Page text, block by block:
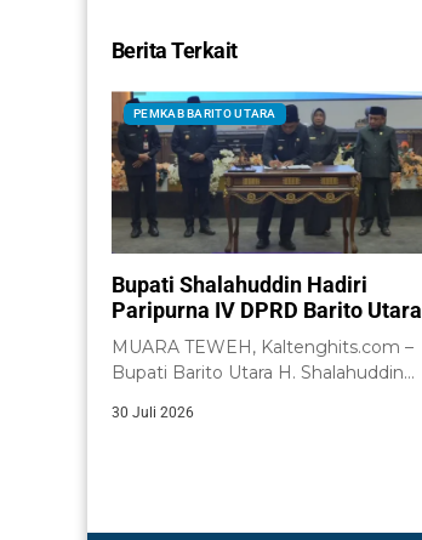
Berita Terkait
PEMKAB BARITO UTARA
Bupati Shalahuddin Hadiri
Paripurna IV DPRD Barito Utara
MUARA TEWEH, Kaltenghits.com –
Bupati Barito Utara H. Shalahuddin
30 Juli 2026